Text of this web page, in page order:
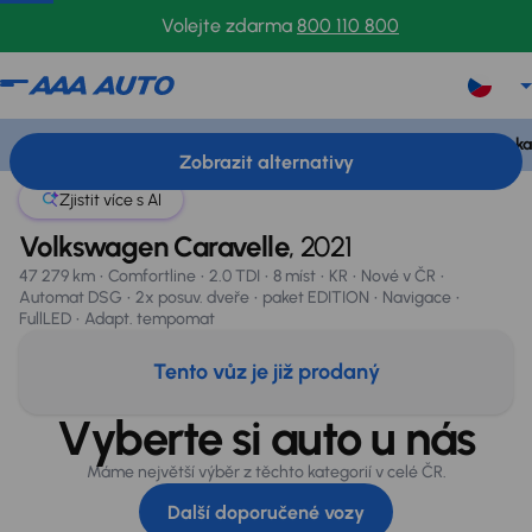
Volejte zdarma 800 110 800
Prodloužená
Zjistit více s AI
Prodáno
Volkswagen Caravelle, 2021
47 279 km Comfortline 2.0 TDI 8 míst KR
Nové v ČR
Automat DSG
2x posuv. dveře paket EDITION
Navigace
FullLED
Adapt. tempomat
Tento vůz je již prodaný
Volkswagen Caravelle
Zobrazit alternativy
Vyberte si auto u nás
Máme největší výběr z těchto kategorií v celé ČR.
Další doporučené vozy